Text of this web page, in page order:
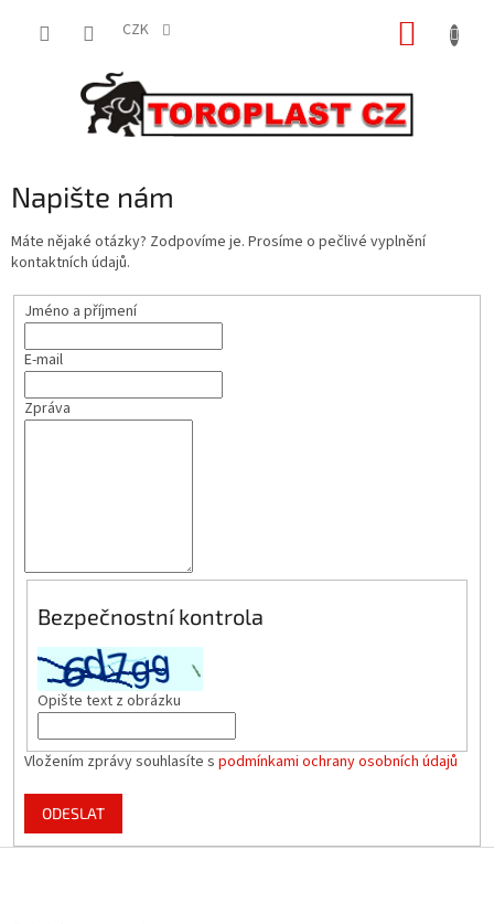
CZK
Napište nám
Máte nějaké otázky? Zodpovíme je. Prosíme o pečlivé vyplnění
kontaktních údajů.
Jméno a příjmení
E-mail
Zpráva
Bezpečnostní kontrola
Opište text z obrázku
Vložením zprávy souhlasíte s podmínkami ochrany osobních údajů
ODESLAT